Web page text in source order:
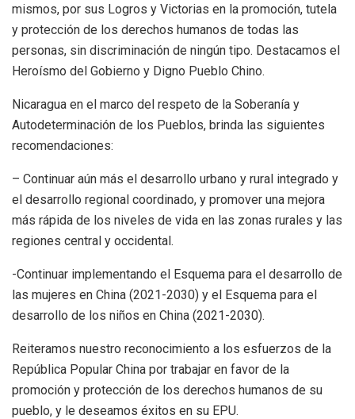
mismos, por sus Logros y Victorias en la promoción, tutela
y protección de los derechos humanos de todas las
personas, sin discriminación de ningún tipo. Destacamos el
Heroísmo del Gobierno y Digno Pueblo Chino.
Nicaragua en el marco del respeto de la Soberanía y
Autodeterminación de los Pueblos, brinda las siguientes
recomendaciones:
– Continuar aún más el desarrollo urbano y rural integrado y
el desarrollo regional coordinado, y promover una mejora
más rápida de los niveles de vida en las zonas rurales y las
regiones central y occidental.
-Continuar implementando el Esquema para el desarrollo de
las mujeres en China (2021-2030) y el Esquema para el
desarrollo de los niños en China (2021-2030).
Reiteramos nuestro reconocimiento a los esfuerzos de la
República Popular China por trabajar en favor de la
promoción y protección de los derechos humanos de su
pueblo, y le deseamos éxitos en su EPU.